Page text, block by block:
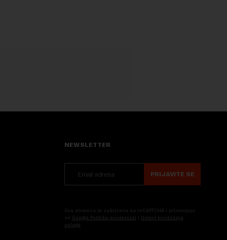
NEWSLETTER
PRIJAVITE SE
Ova stranica je zaštićena sa reCAPTCHA i primenjuju
se Google Politika privatnosti i Uslovi korišćenja
usluge